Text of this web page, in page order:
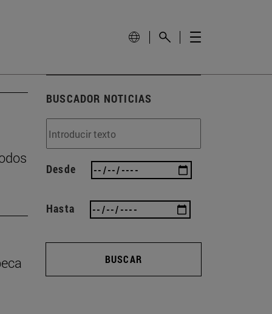
BUSCADOR NOTICIAS
Desde
Hasta
BUSCAR